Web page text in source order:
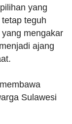
yang
teguh
mengakar
ajang
Sulawesi